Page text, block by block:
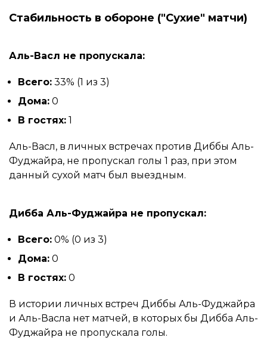
Стабильность в обороне ("Сухие" матчи)
Аль-Васл не пропускала:
Всего: 33% (1 из 3)
Дома: 0
В гостях: 1
Аль-Васл, в личных встречах против Диббы Аль-
Фуджайра, не пропускал голы 1 раз, при этом
данный сухой матч был выездным.
Дибба Аль-Фуджайра не пропускал:
Всего: 0% (0 из 3)
Дома: 0
В гостях: 0
В истории личных встреч Диббы Аль-Фуджайра
и Аль-Васла нет матчей, в которых бы Дибба Аль-
Фуджайра не пропускала голы.